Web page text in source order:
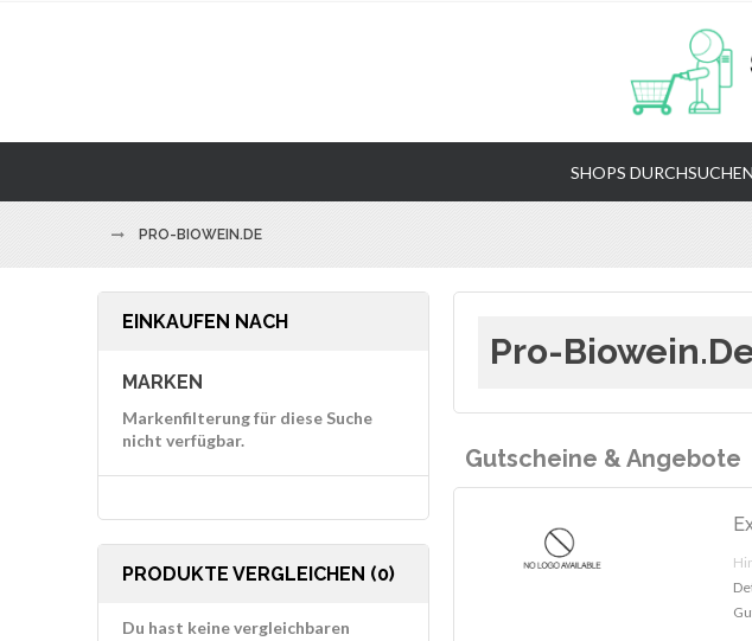
SHOPS DURCHSUCHEN
PRO-BIOWEIN.DE
Pro-
Gutscheine & Angebote
EINKAUFEN NACH
MARKEN
Markenfilterung für diese Suche
nicht verfügbar.
PRODUKTE VERGLEICHEN (0)
Du hast keine vergleichbaren